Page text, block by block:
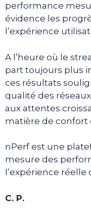
performance
évidence les
l’expérience
A l’heure où le
part toujours plus
ces résultats
qualité des
aux attentes
matière de confort
nPerf est une
mesure des
l’expérience
C. P.